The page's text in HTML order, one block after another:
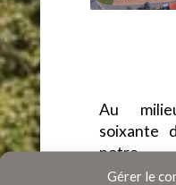
Gérer le
Au
soixante
notre